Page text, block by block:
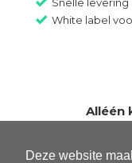
Deze website
White label
Alléén